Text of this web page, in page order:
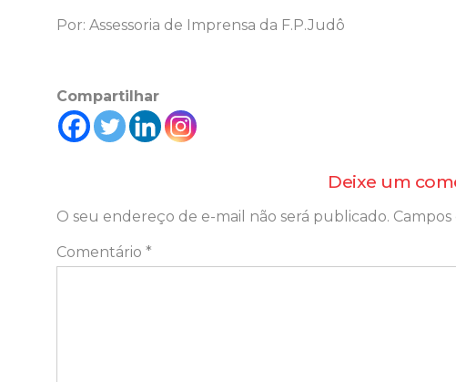
Por: Assessoria de Imprensa da F.P.Judô
Compartilhar
Deixe um
O seu endereço de e-mail não será publicado.
Comentário *